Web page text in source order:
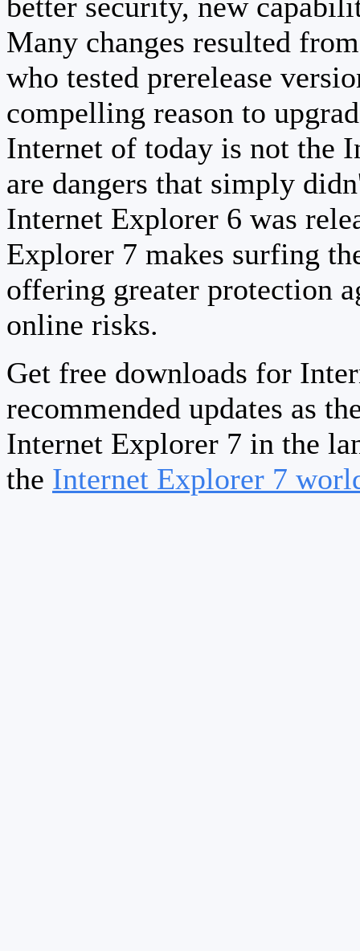
better security, new
Many changes resulted
who tested prerelease
compelling reason to
Internet of today is not the
are dangers that simply
Internet Explorer 6 was
Explorer 7 makes surfing
offering greater protection
online risks.
Get free downloads for
recommended updates as
Internet Explorer 7 in the
the Internet Explorer 7